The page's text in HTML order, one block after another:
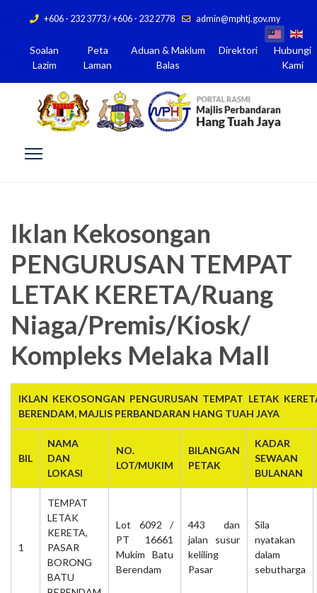
+606 - 232 3773 / +606 - 232 2778 admin@mphtj.gov.my
Soalan
Lazim
Peta
Laman
Aduan & Maklum
Balas
Direktori
Hubungi
Kami
Iklan Kekosongan
PENGURUSAN TEMPAT
LETAK KERETA/Ruang
Niaga/Premis/Kiosk/
Kompleks Melaka Mall
IKLAN KEKOSONGAN PENGURUSAN TEMPAT LETAK
BERENDAM, MAJLIS PERBANDARAN HANG TUAH JAYA
BIL
NAMA
DAN
LOKASI
NO.
LOT/MUKIM
BILANGAN
PETAK
KADAR
SEWAAN
BULANAN
1
TEMPAT
LETAK
KERETA,
PASAR
BORONG
BATU
Lot 6092 /
PT 16661
Mukim Batu
Berendam
443 dan
jalan susur
keliling
Pasar
Sila
nyatakan
dalam
sebutharga